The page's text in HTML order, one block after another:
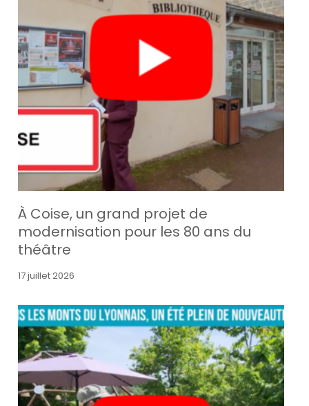
À Coise, un grand projet de
modernisation pour les 80 ans du
théâtre
17 juillet 2026